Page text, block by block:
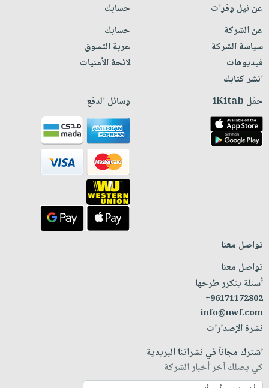
عن نيل وفرات
عن الشركة
سياسة الشركة
فيديوهات
انشر كتابك
حسابك
حسابك
عربة التسوق
لائحة الأمنيات
حمّل iKitab وسائل الدفع
تواصل معنا
تواصل معنا
أسئلة يتكرر طرحها
+96171172802
info@nwf.com
نشرة الإصدارات
اشترك مجاناً في نشراتنا البريدية
كي يصلك آخر أخبار الشركة